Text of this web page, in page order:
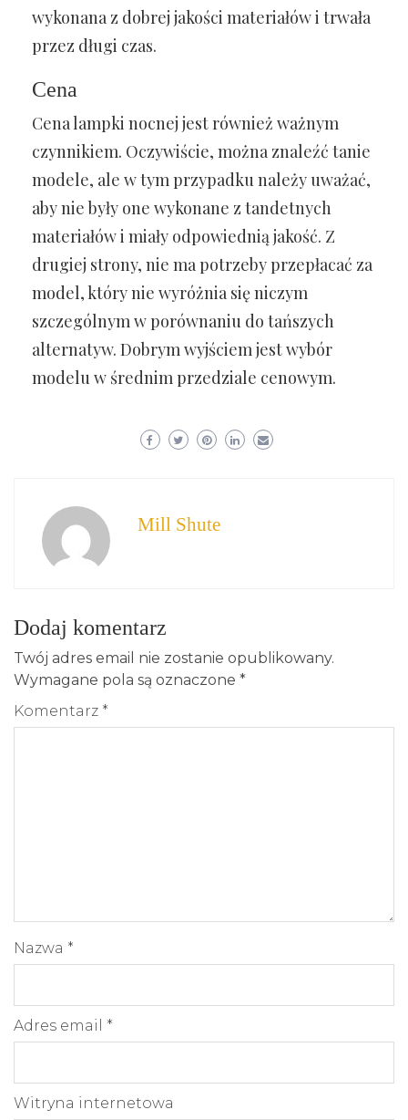
wykonana z dobrej jakości materiałów i trwała
przez długi czas.
Cena
Cena lampki nocnej jest również ważnym
czynnikiem. Oczywiście, można znaleźć tanie
modele, ale w tym przypadku należy uważać,
aby nie były one wykonane z tandetnych
materiałów i miały odpowiednią jakość. Z
drugiej strony, nie ma potrzeby przepłacać za
model, który nie wyróżnia się niczym
szczególnym w porównaniu do tańszych
alternatyw. Dobrym wyjściem jest wybór
modelu w średnim przedziale cenowym.
Mill Shute
Dodaj komentarz
Twój adres email nie zostanie opublikowany.
Wymagane pola są oznaczone *
Komentarz *
Nazwa *
Adres email *
Witryna internetowa